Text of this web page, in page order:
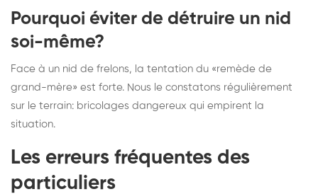
Pourquoi éviter de détruire un nid
soi-même?
Face à un nid de frelons, la tentation du «remède de
grand-mère» est forte. Nous le constatons régulièrement
sur le terrain: bricolages dangereux qui empirent la
situation.
Les erreurs fréquentes des
particuliers